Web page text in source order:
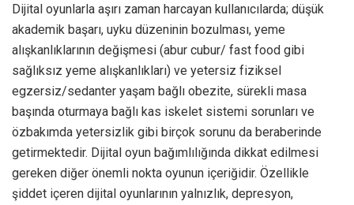
Dijital oyunlarla aşırı zaman harcayan kullanıcılarda; düşük
akademik başarı, uyku düzeninin bozulması, yeme
alışkanlıklarının değişmesi (abur cubur/ fast food gibi
sağlıksız yeme alışkanlıkları) ve yetersiz fiziksel
egzersiz/sedanter yaşam bağlı obezite, sürekli masa
başında oturmaya bağlı kas iskelet sistemi sorunları ve
özbakımda yetersizlik gibi birçok sorunu da beraberinde
getirmektedir. Dijital oyun bağımlılığında dikkat edilmesi
gereken diğer önemli nokta oyunun içeriğidir. Özellikle
şiddet içeren dijital oyunlarının yalnızlık, depresyon,